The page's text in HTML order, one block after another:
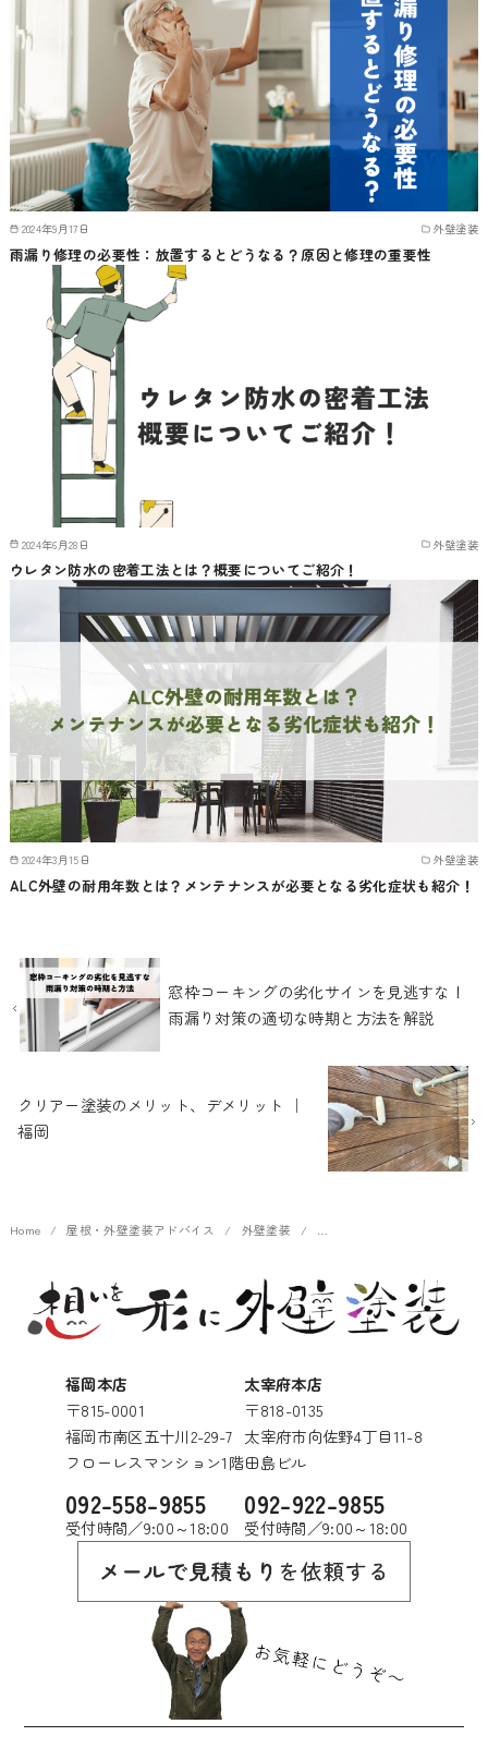
2024年9月17日 外壁塗装
雨漏り修理の必要性：放置するとどうなる？原因と修理の重要性
2024年6月28日 外壁塗装
ウレタン防水の密着工法とは？概要についてご紹介！
2024年3月15日 外壁塗装
ALC外壁の耐用年数とは？メンテナンスが必要となる劣化症状も紹介！
窓枠コーキングの劣化サインを見逃すな！
雨漏り対策の適切な時期と方法を解説
クリアー塗装のメリット、デメリット ｜
福岡
Home 屋根・外壁塗装アドバイス 外壁塗装
福岡本店
〒815-0001
福岡市南区五十川2-29-7
フローレスマンション1階
092-558-9855
受付時間／9:00～18:00
太宰府本店
〒818-0135
太宰府市向佐野4丁目11-8
田島ビル
092-922-9855
受付時間／9:00～18:00